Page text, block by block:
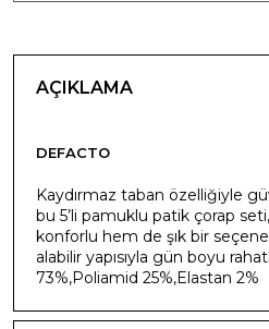
AÇIKLAMA
DEFACTO
Kaydırmaz taban özelliğiyle
bu 5’li pamuklu patik çorap
konforlu hem de şık bir
alabilir yapısıyla gün boyu
73%,Poliamid 25%,Elastan 2%